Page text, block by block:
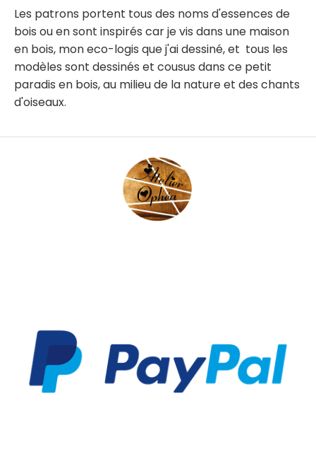
Les patrons portent tous des noms d'essences de
bois ou en sont inspirés car je vis dans une maison
en bois, mon eco-logis que j'ai dessiné, et tous les
modèles sont dessinés et cousus dans ce petit
paradis en bois, au milieu de la nature et des chants
d'oiseaux.